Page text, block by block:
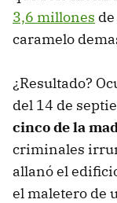
3,6 millones
caramelo
¿Resultado?
del 14 de
cinco de la
criminales
allanó el
el maletero de